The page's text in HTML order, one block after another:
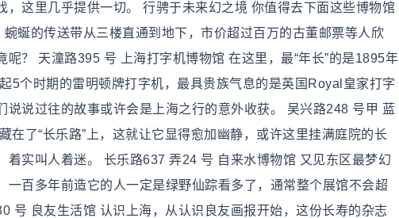
这里几乎提供一切。 行骋于未来幻之境 你值得去下面这些博物馆
蜒的传送带从三楼直通到地下，市价超过百万的古董邮票等人欣
？ 天潼路395 号 上海打字机博物馆 在这里，最“年长”的是1895年
5个时期的雷明顿牌打字机，最具贵族气息的是英国Royal皇家打字
说过往的故事或许会是上海之行的意外收获。 吴兴路248 号甲 蓝
在了“长乐路”上，这就让它显得愈加幽静，或许这里挂满庭院的长
实叫人着迷。 长乐路637 弄24 号 自来水博物馆 又见东区最梦幻
百多年前造它的人一定是绿野仙踪看多了，通常整个展馆不会超
号 良友生活馆 认识上海，从认识良友画报开始，这份长寿的杂志